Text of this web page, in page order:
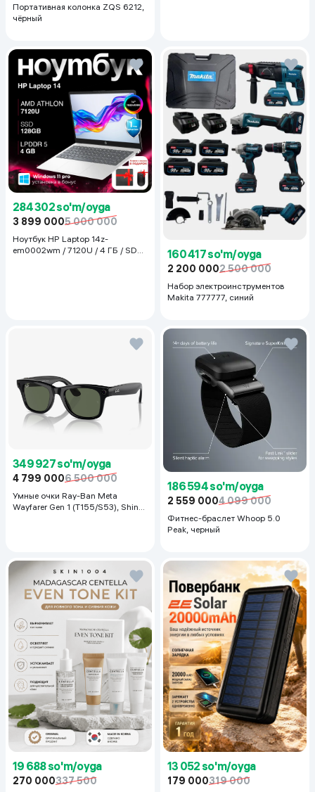
Портативная колонка ZQS 6212,
чёрный
284 302 so'm/oyga
3 899 0005 000 000
Ноутбук HP Laptop 14z-
em0002wm / 7120U / 4 ГБ / SDD
160 417 so'm/oyga
2 200 0002 500 000
Набор электроинструментов
Makita 777777, синий
349 927 so'm/oyga
4 799 0006 500 000
Умные очки Ray-Ban Meta
Wayfarer Gen 1 (T155/S53), Shiny
186 594 so'm/oyga
2 559 0004 099 000
Фитнес-браслет Whoop 5.0
Peak, черный
19 688 so'm/oyga
270 000337 500
13 052 so'm/oyga
179 000319 000